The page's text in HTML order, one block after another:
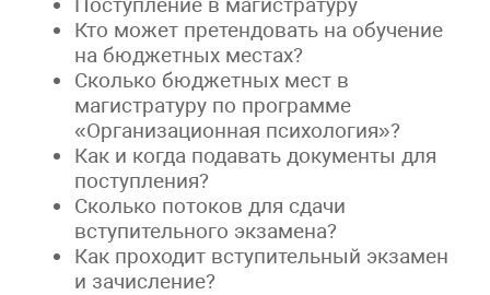
Кто может претендовать на обучение
на бюджетных местах?
Сколько бюджетных мест в
магистратуру по программе
«Организационная психология»?
Как и когда подавать документы для
поступления?
Сколько потоков для сдачи
вступительного экзамена?
Как проходит вступительный экзамен
и зачисление?